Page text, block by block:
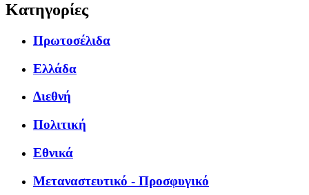
Κατηγορίες
Πρωτοσέλιδα
Ελλάδα
Διεθνή
Πολιτική
Εθνικά
Μεταναστευτικό - Προσφυγικό